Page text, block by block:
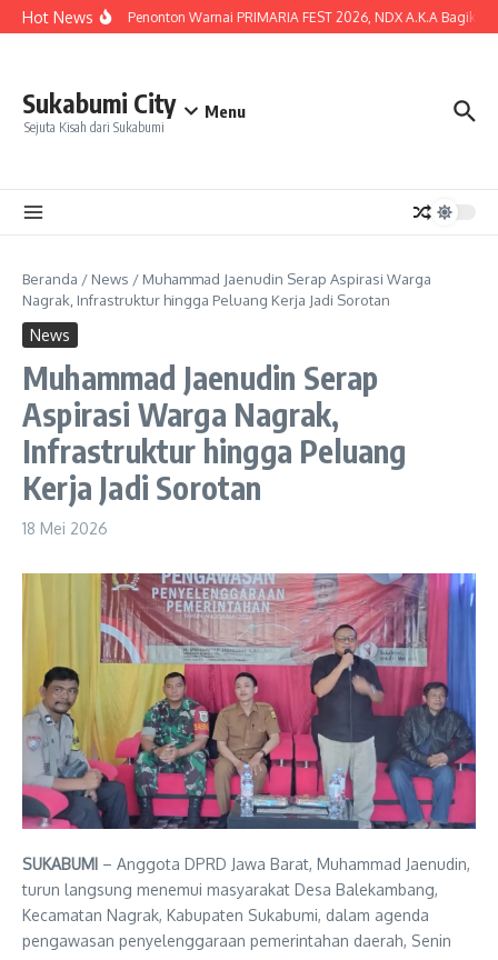
Lewati ke konten
Hot NewsLautan Penonton Warnai PRIMARIA FEST 2026, NDX A.K.A Bagikan
Sukabumi City
Sejuta Kisah dari Sukabumi
Menu
Beranda / News / Muhammad Jaenudin Serap Aspirasi Warga
Nagrak, Infrastruktur hingga Peluang Kerja Jadi Sorotan
News
Muhammad Jaenudin Serap
Aspirasi Warga Nagrak,
Infrastruktur hingga Peluang
Kerja Jadi Sorotan
18 Mei 2026
SUKABUMI – Anggota DPRD Jawa Barat, Muhammad Jaenudin,
turun langsung menemui masyarakat Desa Balekambang,
Kecamatan Nagrak, Kabupaten Sukabumi, dalam agenda
pengawasan penyelenggaraan pemerintahan daerah, Senin